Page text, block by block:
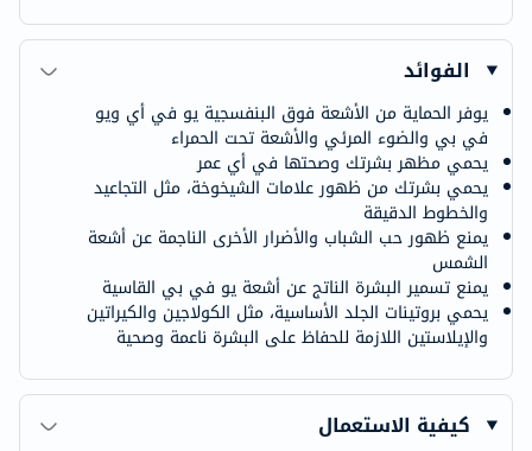
الفوائد
يوفر الحماية من الأشعة فوق البنفسجية يو في أي ويو
في بي والضوء المرئي والأشعة تحت الحمراء
يحمي مظهر بشرتك وصحتها في أي عمر
يحمي بشرتك من ظهور علامات الشيخوخة، مثل التجاعيد
والخطوط الدقيقة
يمنع ظهور حب الشباب والأضرار الأخرى الناجمة عن أشعة
الشمس
يمنع تسمير البشرة الناتج عن أشعة يو في بي القاسية
يحمي بروتينات الجلد الأساسية، مثل الكولاجين والكيراتين
والإيلاستين اللازمة للحفاظ على البشرة ناعمة وصحية
كيفية الاستعمال